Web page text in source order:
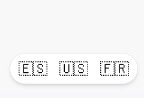
🇪🇸 🇺🇸 🇫🇷